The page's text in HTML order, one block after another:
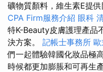
礦物質顏料，維生素E提
CPA Firm服務介紹 眼科
特K-Beauty皮膚護理產品
決方案。 記帳士事務所
們一起體驗韓國化妝品極
時候都更加膨脹和可再生